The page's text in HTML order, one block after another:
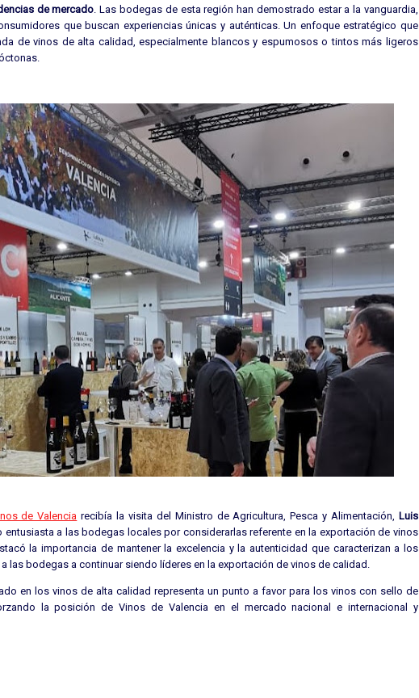
de mercado. Las bodegas de esta región han demostrado estar a la vanguardia,
que buscan experiencias únicas y auténticas. Un enfoque estratégico que
de vinos de alta calidad, especialmente blancos y espumosos o tintos más ligeros
de Valencia recibía la visita del Ministro de Agricultura, Pesca y Alimentación, Luis
entusiasta a las bodegas locales por considerarlas referente en la exportación de vinos
la importancia de mantener la excelencia y la autenticidad que caracterizan a los
las bodegas a continuar siendo líderes en la exportación de vinos de calidad.
en los vinos de alta calidad representa un punto a favor para los vinos con sello de
la posición de Vinos de Valencia en el mercado nacional e internacional y